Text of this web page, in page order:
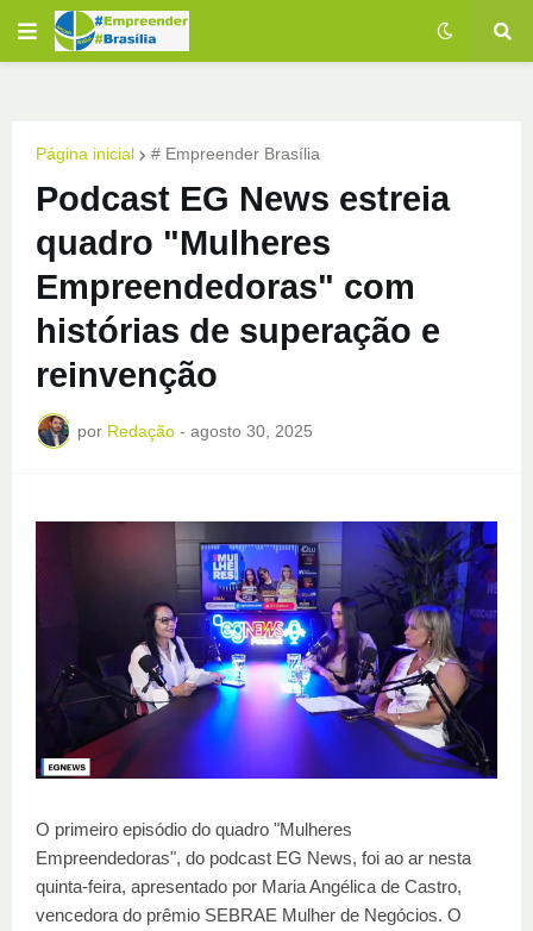
Página inicial # Empreender Brasília
Podcast EG News estreia
quadro "Mulheres
Empreendedoras" com
histórias de superação e
reinvenção
por Redação - agosto 30, 2025
O primeiro episódio do quadro "Mulheres
Empreendedoras", do podcast EG News, foi ao ar nesta
quinta-feira, apresentado por Maria Angélica de Castro,
vencedora do prêmio SEBRAE Mulher de Negócios. O